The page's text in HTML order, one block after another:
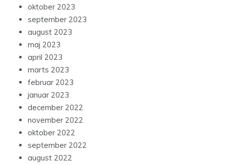
oktober 2023
september 2023
august 2023
maj 2023
april 2023
marts 2023
februar 2023
januar 2023
december 2022
november 2022
oktober 2022
september 2022
august 2022